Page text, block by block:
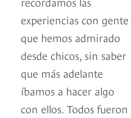
experiencias con gente
que hemos admirado
desde chicos, sin saber
que más adelante
íbamos a hacer algo
con ellos. Todos fueron